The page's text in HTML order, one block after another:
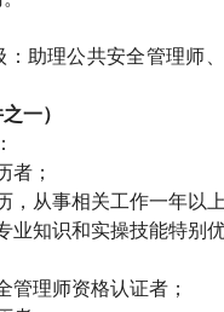
助理公共安全管理师
一）
者；
，从事相关工作一年以上
业知识和实操技能特别优
管理师资格认证者；